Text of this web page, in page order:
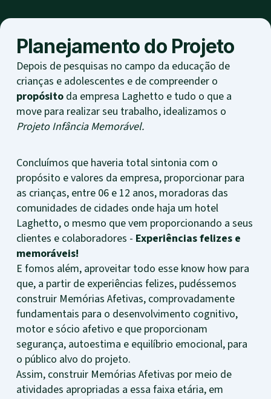
Planejamento do Projeto
Depois de pesquisas no campo da educação de
crianças e adolescentes e de compreender o
propósitoda empresa Laghetto e tudo o que a
move para realizar seu trabalho, idealizamos o
Projeto Infância Memorável.
Concluímos que haveria total sintonia com o
propósito e valores da empresa, proporcionar para
as crianças, entre 06 e 12 anos, moradoras das
comunidades de cidades onde haja um hotel
Laghetto, o mesmo que vem proporcionando a seus
clientes e colaboradores - Experiências felizes e
memoráveis!
E fomos além, aproveitar todo esse know how para
que, a partir de experiências felizes, pudéssemos
construir Memórias Afetivas, comprovadamente
fundamentais para o desenvolvimento cognitivo,
motor e sócio afetivo e que proporcionam
segurança, autoestima e equilíbrio emocional, para
o público alvo do projeto.
Assim, construir Memórias Afetivas por meio de
atividades apropriadas a essa faixa etária, em